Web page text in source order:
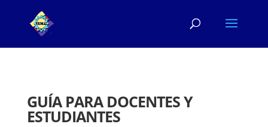
GUÍA PARA DOCENTES Y
ESTUDIANTES